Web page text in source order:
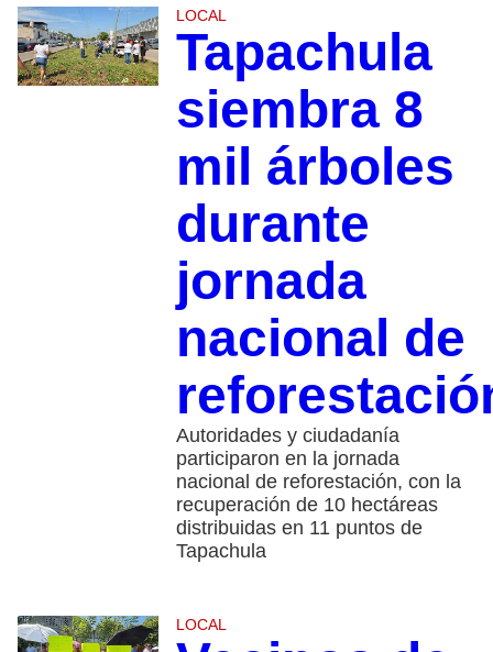
LOCAL
Tapachula
siembra 8
mil árboles
durante
jornada
nacional de
Autoridades y ciudadanía
participaron en la jornada
nacional de reforestación, con la
recuperación de 10 hectáreas
distribuidas en 11 puntos de
Tapachula
LOCAL